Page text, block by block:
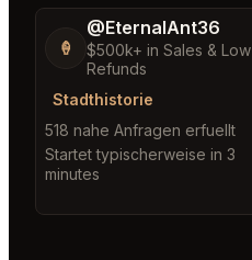
🍦
@EternalAnt36
$500k+ in Sales & Low
Refunds
Stadthistorie
518 nahe Anfragen erfuellt
Startet typischerweise in 3
minutes